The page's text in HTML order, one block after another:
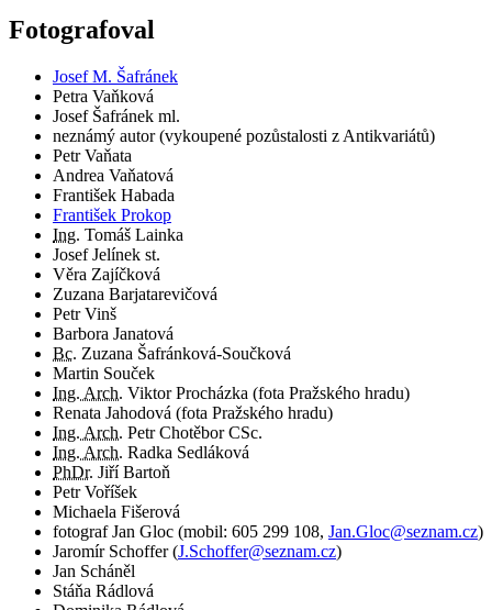
Fotografoval
Josef M. Šafránek
Petra Vaňková
Josef Šafránek ml.
neznámý autor (vykoupené pozůstalosti z Antikvariátů)
Petr Vaňata
Andrea Vaňatová
František Habada
František Prokop
Ing. Tomáš Lainka
Josef Jelínek st.
Věra Zajíčková
Zuzana Barjatarevičová
Petr Vinš
Barbora Janatová
Bc. Zuzana Šafránková-Součková
Martin Souček
Ing. Arch. Viktor Procházka (fota Pražského hradu)
Renata Jahodová (fota Pražského hradu)
Ing. Arch. Petr Chotěbor CSc.
Ing. Arch. Radka Sedláková
PhDr. Jiří Bartoň
Petr Voříšek
Michaela Fišerová
fotografJan Gloc (mobil: 605 299 108, Jan.Gloc@seznam.cz)
Jaromír Schoffer(J.Schoffer@seznam.cz)
Jan Scháněl
Stáňa Rádlová